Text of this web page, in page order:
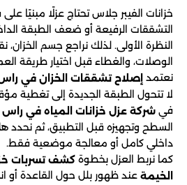
خزانات الفيبر جلاس تحتاج عزلًا مبنيًا
التشققات الرفيعة أو ضعف الطبقة
النظرة الأولى. لذلك نراجع جسم الخزان،
الوصلات، والغطاء قبل اختيار طريقة
نعتمد إصلاح تشققات الخزان في
لا تتحول الطبقة الجديدة إلى تغطية
في شركة عزل خزانات المياه في راس
السطح وتجهيزه قبل التطبيق، ثم نحدد
داخلي كامل أو معالجة موضعية فقط.
كما نربط العزل بخطوة كشف تسربات
الخيمة عند ظهور بلل حول القاعدة أو